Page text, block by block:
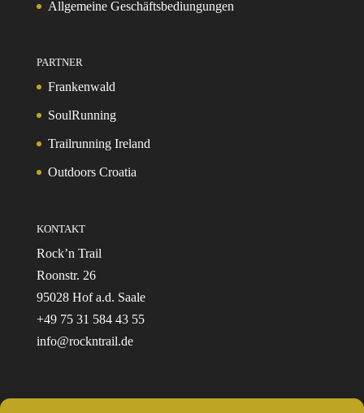
Allgemeine Geschäftsbediungungen
PARTNER
Frankenwald
SoulRunning
Trailrunning Ireland
Outdoors Croatia
KONTAKT
Rock’n Trail
Roonstr. 26
95028 Hof a.d. Saale
+49 75 31 584 43 55
info@rockntrail.de